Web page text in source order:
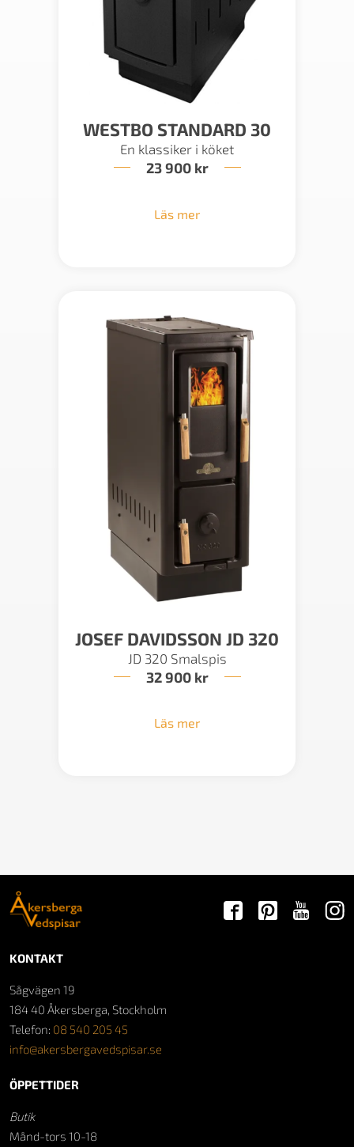
WESTBO STANDARD 30
En klassiker i köket
23 900 kr
Läs mer
JOSEF DAVIDSSON JD 320
JD 320 Smalspis
32 900 kr
Läs mer
KONTAKT
Sågvägen 19
184 40 Åkersberga, Stockholm
Telefon: 08 540 205 45
info@akersbergavedspisar.se
ÖPPETTIDER
Butik
Månd-tors 10-18